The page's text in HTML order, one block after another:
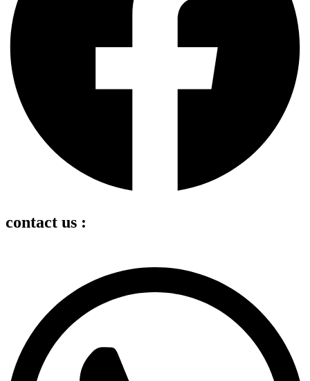
contact us :